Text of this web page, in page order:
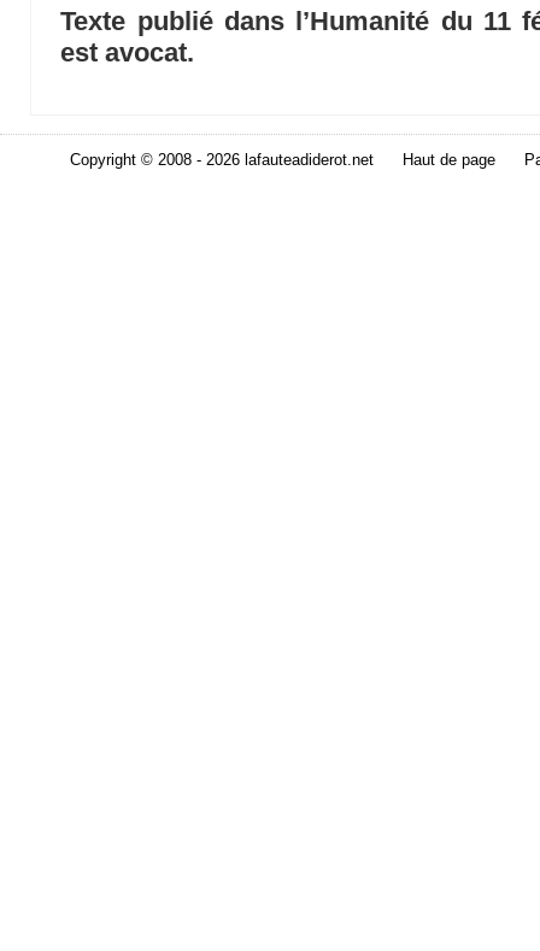
Texte publié dans l’Humanité du 11
est avocat.
Copyright © 2008 - 2026 lafauteadiderot.net Haut de page